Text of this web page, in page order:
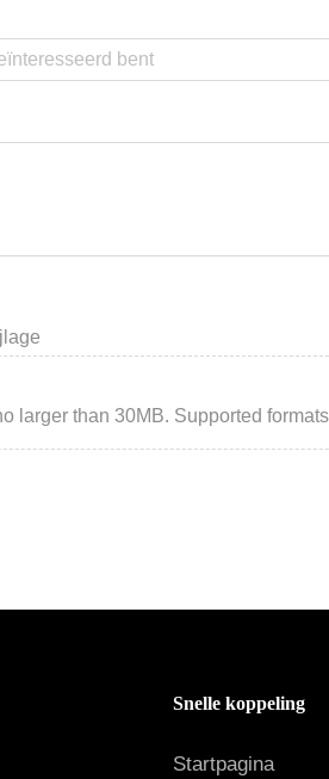
larger than 30MB. Supported
Snelle koppeling
Startpagina